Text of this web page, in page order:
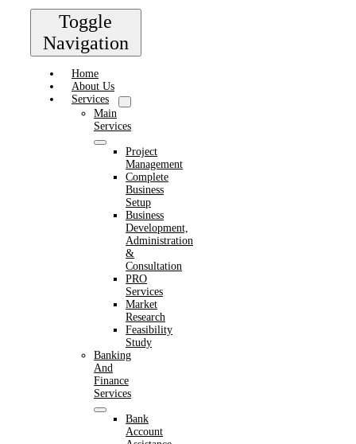
Toggle
Navigation
Home
About Us
Services
Main
Services
Project
Management
Complete
Business
Setup
Business
Development,
Administration
&
Consultation
PRO
Services
Market
Research
Feasibility
Study
Banking
And
Finance
Services
Bank
Account